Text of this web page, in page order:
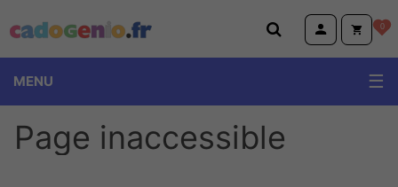
Cadogenio.fr 0
MENU
Page inaccessible